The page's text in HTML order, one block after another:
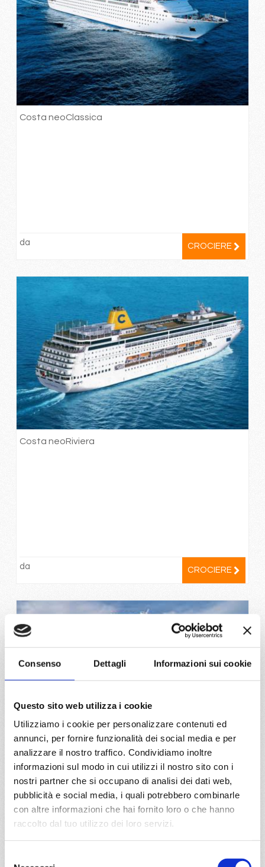
Consenso Dettagli Informazioni sui cookie
Questo sito web utilizza i cookie
Utilizziamo i cookie per personalizzare contenuti ed
annunci, per fornire funzionalità dei social media e per
analizzare il nostro traffico. Condividiamo inoltre
informazioni sul modo in cui utilizzi il nostro sito con i
nostri partner che si occupano di analisi dei dati web,
pubblicità e social media, i quali potrebbero combinarle
con altre informazioni che hai fornito loro o che hanno
raccolto dal tuo utilizzo dei loro servizi.
Costa neoClassica
da CROCIERE
Costa neoRiviera
da CROCIERE
Mariner of the Seas
CROCIERE